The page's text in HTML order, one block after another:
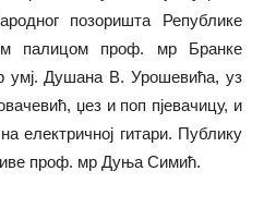
позоришта Републике
палицом проф. мр Бранке
умј. Душана В. Урошевића, уз
џез и поп пјевачицу, и
електричној гитари. Публику
проф. мр Дуња Симић.